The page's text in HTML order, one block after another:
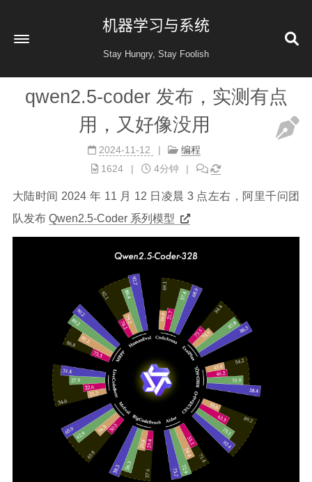
机器学习与系统
Stay Hungry, Stay Foolish
首页
健康
归档
qwen2.5-coder 发布，实测有点
用，又好像没用
2024-11-12
编程
1624
4分钟
大陆时间 2024 年 11 月 12 日凌晨 3 点左右，阿里千问团
队发布 Qwen2.5-Coder 系列模型